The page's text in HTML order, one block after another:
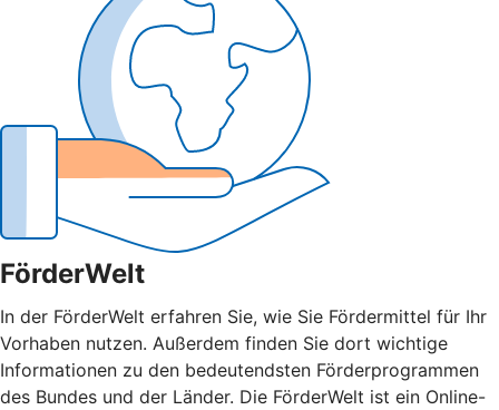
FörderWelt
In der FörderWelt erfahren Sie, wie Sie Fördermittel für Ihr
Vorhaben nutzen. Außerdem finden Sie dort wichtige
Informationen zu den bedeutendsten Förderprogrammen
des Bundes und der Länder. Die FörderWelt ist ein Online-